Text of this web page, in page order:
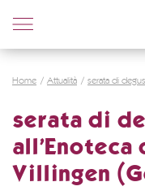
Home Attualità serata di
serata di
all'Enoteca
Villingen